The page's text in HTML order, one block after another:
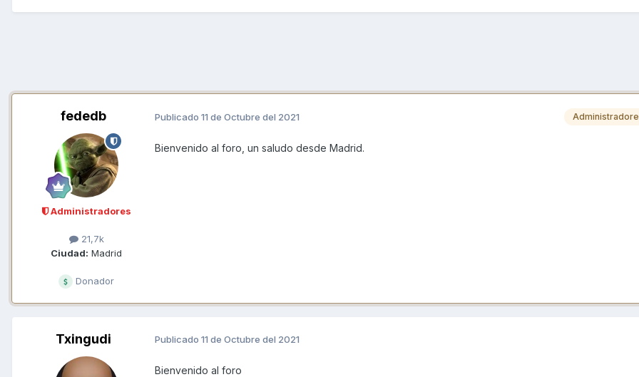
fededb
Administradores
21,7k
Ciudad: Madrid
Donador
Publicado 11 de Octubre del 2021
Bienvenido al foro, un saludo desde Madrid.
Txingudi Publicado 11 de Octubre del 2021
Bienvenido al foro